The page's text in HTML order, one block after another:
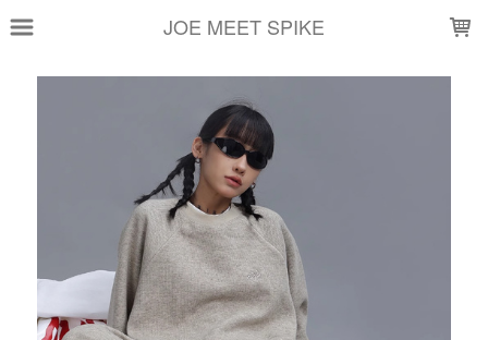
JOE MEET SPIKE